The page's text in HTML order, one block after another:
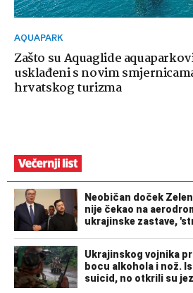
AQUAPARK
Zašto su Aquaglide
usklađeni s novim
hrvatskog turizma